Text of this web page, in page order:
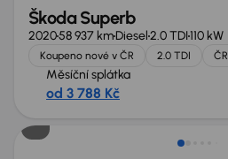
Škoda Superb
202058 937 kmDiesel2.0 TDI110 kW
Koupeno nové v ČR 2.0 TDI ČR
Měsíční splátka
od 3 788 Kč
Nově v nabídce